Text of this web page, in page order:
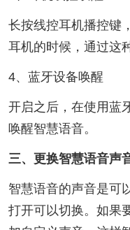
长按线控耳机播控键
耳机的时候，通过这
4、蓝牙设备唤醒
开启之后，在使用蓝
唤醒智慧语音。
三、更换智慧语音声
智慧语音的声音是可
打开可以切换。如果